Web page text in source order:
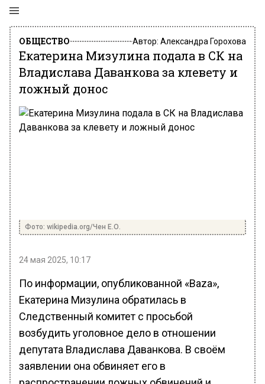
ОБЩЕСТВО Автор: Александра Горохова
Екатерина Мизулина подала в СК на
Владислава Даванкова за клевету и
ложный донос
Фото: wikipedia.org/Чен Е.О.
24 мая 2025, 10:17
По информации, опубликованной «Baza»,
Екатерина Мизулина обратилась в
Следственный комитет с просьбой
возбудить уголовное дело в отношении
депутата Владислава Даванкова. В своём
заявлении она обвиняет его в